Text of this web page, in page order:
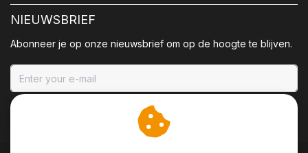
NIEUWSBRIEF
Abonneer je op onze nieuwsbrief om op de hoogte te blijven.